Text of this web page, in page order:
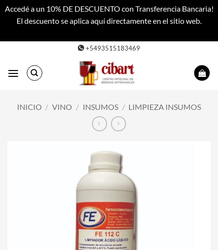
Accedé a un 10% DE DESCUENTO con Transferencia Bancaria!
El descuento se aplica aquí directamente en el sitio web.
contenido
+5493515183469
INICIO / VINO / INSUMOS / LIMPIEZA INSUMOS